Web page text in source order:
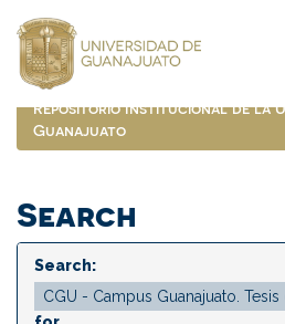
navigation
Repositorio Institucional de la
Guanajuato
Search
Search: